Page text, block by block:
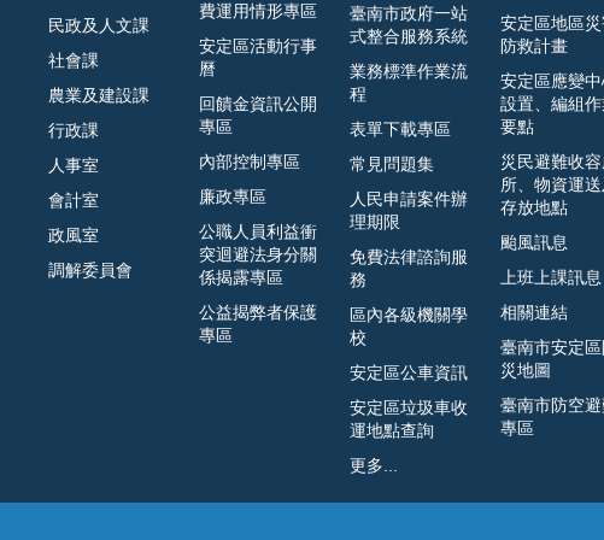
民政及人文課
社會課
農業及建設課
行政課
人事室
會計室
政風室
調解委員會
費運用情形專區
安定區活動行事
曆
回饋金資訊公開
專區
內部控制專區
廉政專區
公職人員利益衝
突迴避法身分關
係揭露專區
公益揭弊者保護
專區
臺南市政府一站
式整合服務系統
業務標準作業流
程
表單下載專區
常見問題集
人民申請案件辦
理期限
免費法律諮詢服
務
區內各級機關學
校
安定區公車資訊
安定區垃圾車收
運地點查詢
更多...
安定區地區
防救計畫
安定區應變
設置、編組
要點
災民避難收容
所、物資運送
存放地點
颱風訊息
上班上課訊息
相關連結
臺南市安定
災地圖
臺南市防空
專區